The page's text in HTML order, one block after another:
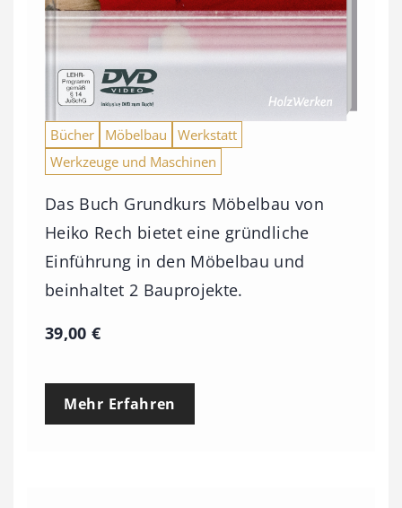
Bücher Möbelbau
Werkstatt
Werkzeuge und Maschinen
Das Buch Grundkurs Möbelbau von
Heiko Rech bietet eine gründliche
Einführung in den Möbelbau und
beinhaltet 2 Bauprojekte.
39,00€
Mehr Erfahren